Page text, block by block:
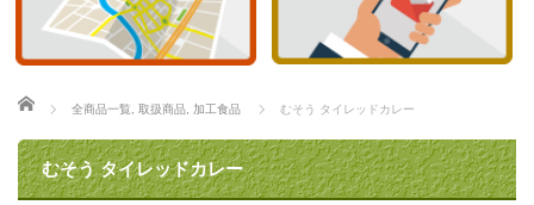
ホーム
全商品一覧 取扱商品 加工食品 むそう タイレッドカレー
むそう タイレッドカレー